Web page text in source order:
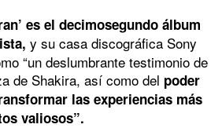
es el decimosegundo álbum
y su casa discográfica Sony
“un deslumbrante testimonio de
de Shakira, así como del poder
las experiencias más
valiosos”.